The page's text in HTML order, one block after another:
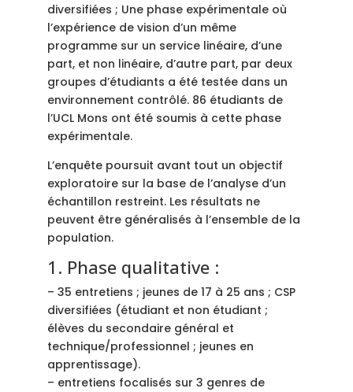
diversifiées ; Une phase expérimentale où
l’expérience de vision d’un même
programme sur un service linéaire, d’une
part, et non linéaire, d’autre part, par deux
groupes d’étudiants a été testée dans un
environnement contrôlé. 86 étudiants de
l’UCL Mons ont été soumis à cette phase
expérimentale.
L’enquête poursuit avant tout un objectif
exploratoire sur la base de l’analyse d’un
échantillon restreint. Les résultats ne
peuvent être généralisés à l’ensemble de la
population.
1. Phase qualitative :
– 35 entretiens ; jeunes de 17 à 25 ans ; CSP
diversifiées (étudiant et non étudiant ;
élèves du secondaire général et
technique/professionnel ; jeunes en
apprentissage).
– entretiens focalisés sur 3 genres de